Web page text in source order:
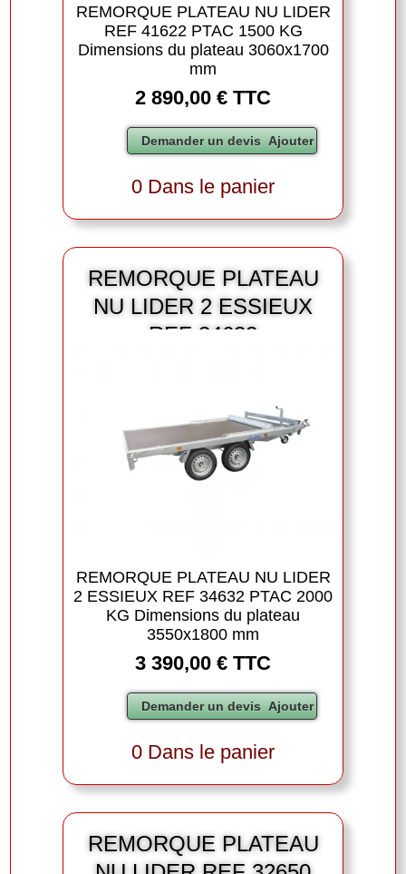
REMORQUE PLATEAU NU LIDER
REF 41622 PTAC 1500 KG
Dimensions du plateau 3060x1700
mm
2 890,00 € TTC
0 Dans le panier
REMORQUE PLATEAU
NU LIDER 2 ESSIEUX
REF 34632
REMORQUE PLATEAU NU LIDER
2 ESSIEUX REF 34632 PTAC 2000
KG Dimensions du plateau
3550x1800 mm
3 390,00 € TTC
0 Dans le panier
REMORQUE PLATEAU